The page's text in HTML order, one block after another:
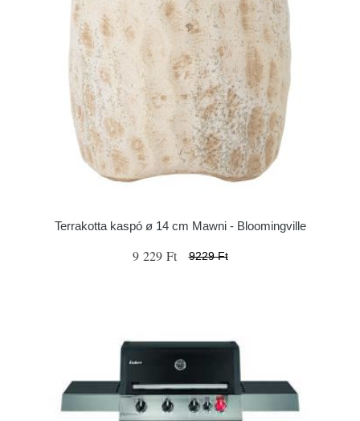
Terrakotta kaspó ø 14 cm Mawni - Bloomingville
9 229 Ft 9229 Ft